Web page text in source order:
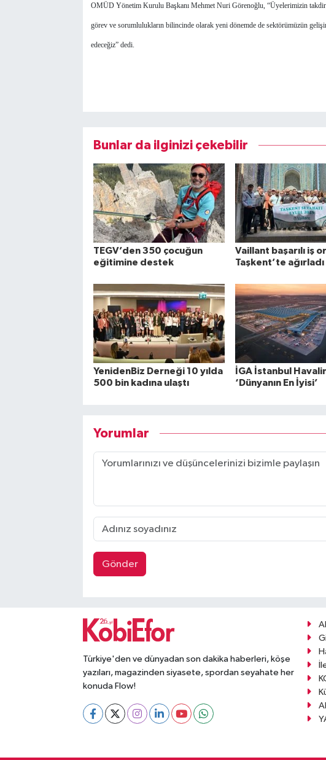
OMÜD Yönetim Kurulu Başkanı Mehmet Nuri Görenoğlu, “Üyelerimizin
görev ve sorumlulukların bilincinde olarak yeni dönemde de sektörümüzün
edeceğiz” dedi.
Bunlar da ilginizi çekebilir
TEGV’den 350 çocuğun
eğitimine destek
Vaillant başarılı iş
Taşkent’te ağırladı
YenidenBiz Derneği 10 yılda
500 bin kadına ulaştı
İGA İstanbul
‘Dünyanın En İyisi’
Yorumlar
Gönder
Türkiye'den ve dünyadan son dakika haberleri, köşe
yazıları, magazinden siyasete, spordan seyahate her
konuda Flow!